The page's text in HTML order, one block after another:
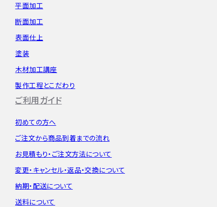
平面加工
断面加工
表面仕上
塗装
木材加工講座
製作工程とこだわり
ご利用ガイド
初めての方へ
ご注文から商品到着までの流れ
お見積もり・ ご注文方法について
変更・キャンセル・返品・交換について
納期・配送について
送料について